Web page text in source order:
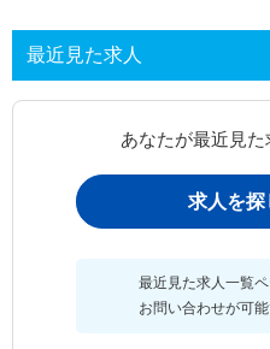
最近見た求人
あなたが最近見
求人を探
最近見た求人一覧ペ
お問い合わせが可能